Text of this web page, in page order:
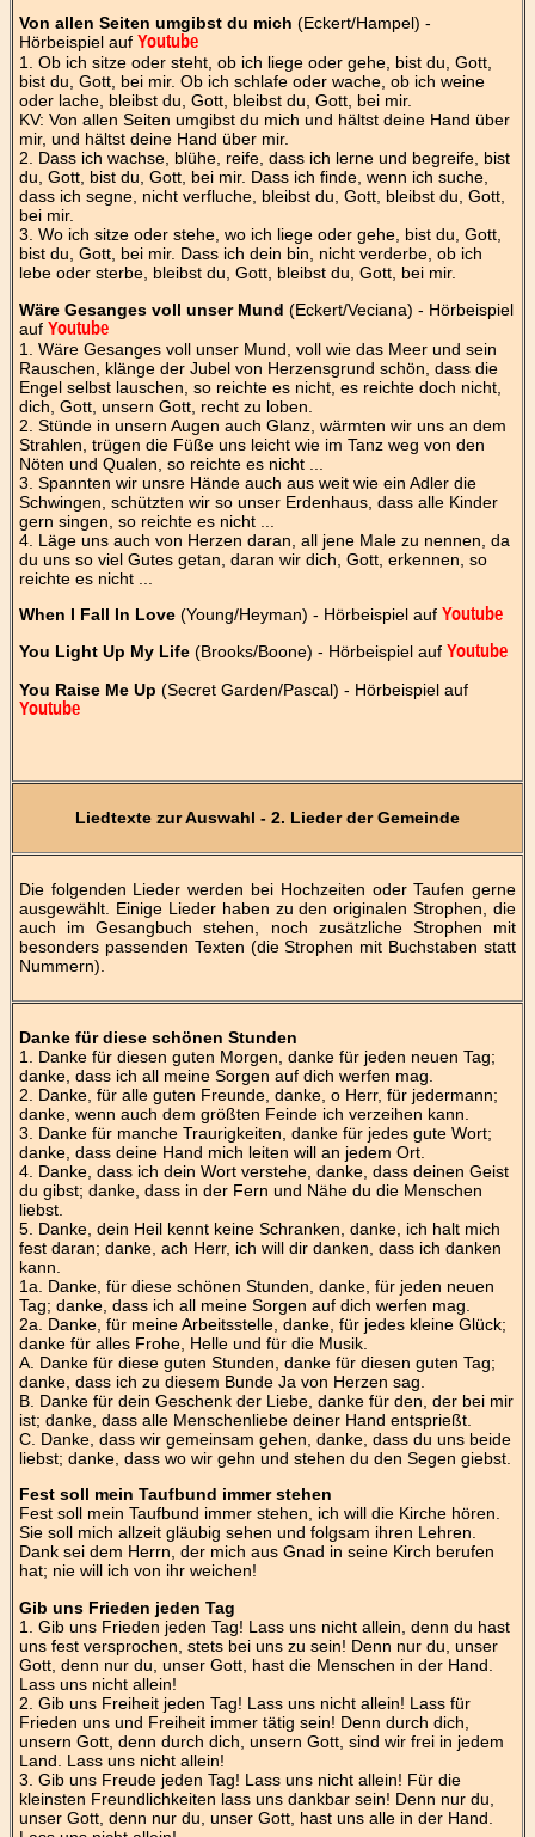
Von allen Seiten umgibst du mich (Eckert/Hampel) -
Hörbeispiel auf Youtube
1. Ob ich sitze oder steht, ob ich liege oder gehe, bist du, Gott,
bist du, Gott, bei mir. Ob ich schlafe oder wache, ob ich weine
oder lache, bleibst du, Gott, bleibst du, Gott, bei mir.
KV: Von allen Seiten umgibst du mich und hältst deine Hand über
mir, und hältst deine Hand über mir.
2. Dass ich wachse, blühe, reife, dass ich lerne und begreife, bist
du, Gott, bist du, Gott, bei mir. Dass ich finde, wenn ich suche,
dass ich segne, nicht verfluche, bleibst du, Gott, bleibst du, Gott,
bei mir.
3. Wo ich sitze oder stehe, wo ich liege oder gehe, bist du, Gott,
bist du, Gott, bei mir. Dass ich dein bin, nicht verderbe, ob ich
lebe oder sterbe, bleibst du, Gott, bleibst du, Gott, bei mir.
Wäre Gesanges voll unser Mund (Eckert/Veciana) - Hörbeispiel
auf Youtube
1. Wäre Gesanges voll unser Mund, voll wie das Meer und sein
Rauschen, klänge der Jubel von Herzensgrund schön, dass die
Engel selbst lauschen, so reichte es nicht, es reichte doch nicht,
dich, Gott, unsern Gott, recht zu loben.
2. Stünde in unsern Augen auch Glanz, wärmten wir uns an dem
Strahlen, trügen die Füße uns leicht wie im Tanz weg von den
Nöten und Qualen, so reichte es nicht ...
3. Spannten wir unsre Hände auch aus weit wie ein Adler die
Schwingen, schützten wir so unser Erdenhaus, dass alle Kinder
gern singen, so reichte es nicht ...
4. Läge uns auch von Herzen daran, all jene Male zu nennen, da
du uns so viel Gutes getan, daran wir dich, Gott, erkennen, so
reichte es nicht ...
When I Fall In Love(Young/Heyman) - Hörbeispiel auf Youtube
You Light Up My Life(Brooks/Boone) - Hörbeispiel auf Youtube
You Raise Me Up (Secret Garden/Pascal) - Hörbeispiel auf
Youtube
Liedtexte zur Auswahl - 2. Lieder der Gemeinde
Die folgenden Lieder werden bei Hochzeiten oder Taufen gerne
ausgewählt. Einige Lieder haben zu den originalen Strophen, die
auch im Gesangbuch stehen, noch zusätzliche Strophen mit
besonders passenden Texten (die Strophen mit Buchstaben statt
Nummern).
Danke für diese schönen Stunden
1. Danke für diesen guten Morgen, danke für jeden neuen Tag;
danke, dass ich all meine Sorgen auf dich werfen mag.
2. Danke, für alle guten Freunde, danke, o Herr, für jedermann;
danke, wenn auch dem größten Feinde ich verzeihen kann.
3. Danke für manche Traurigkeiten, danke für jedes gute Wort;
danke, dass deine Hand mich leiten will an jedem Ort.
4. Danke, dass ich dein Wort verstehe, danke, dass deinen Geist
du gibst; danke, dass in der Fern und Nähe du die Menschen
liebst.
5. Danke, dein Heil kennt keine Schranken, danke, ich halt mich
fest daran; danke, ach Herr, ich will dir danken, dass ich danken
kann.
1a. Danke, für diese schönen Stunden, danke, für jeden neuen
Tag; danke, dass ich all meine Sorgen auf dich werfen mag.
2a. Danke, für meine Arbeitsstelle, danke, für jedes kleine Glück;
danke für alles Frohe, Helle und für die Musik.
A. Danke für diese guten Stunden, danke für diesen guten Tag;
danke, dass ich zu diesem Bunde Ja von Herzen sag.
B. Danke für dein Geschenk der Liebe, danke für den, der bei mir
ist; danke, dass alle Menschenliebe deiner Hand entsprießt.
C. Danke, dass wir gemeinsam gehen, danke, dass du uns beide
liebst; danke, dass wo wir gehn und stehen du den Segen giebst.
Fest soll mein Taufbund immer stehen
Fest soll mein Taufbund immer stehen, ich will die Kirche hören.
Sie soll mich allzeit gläubig sehen und folgsam ihren Lehren.
Dank sei dem Herrn, der mich aus Gnad in seine Kirch berufen
hat; nie will ich von ihr weichen!
Gib uns Frieden jeden Tag
1. Gib uns Frieden jeden Tag! Lass uns nicht allein, denn du hast
uns fest versprochen, stets bei uns zu sein! Denn nur du, unser
Gott, denn nur du, unser Gott, hast die Menschen in der Hand.
Lass uns nicht allein!
2. Gib uns Freiheit jeden Tag! Lass uns nicht allein! Lass für
Frieden uns und Freiheit immer tätig sein! Denn durch dich,
unsern Gott, denn durch dich, unsern Gott, sind wir frei in jedem
Land. Lass uns nicht allein!
3. Gib uns Freude jeden Tag! Lass uns nicht allein! Für die
kleinsten Freundlichkeiten lass uns dankbar sein! Denn nur du,
unser Gott, denn nur du, unser Gott, hast uns alle in der Hand.